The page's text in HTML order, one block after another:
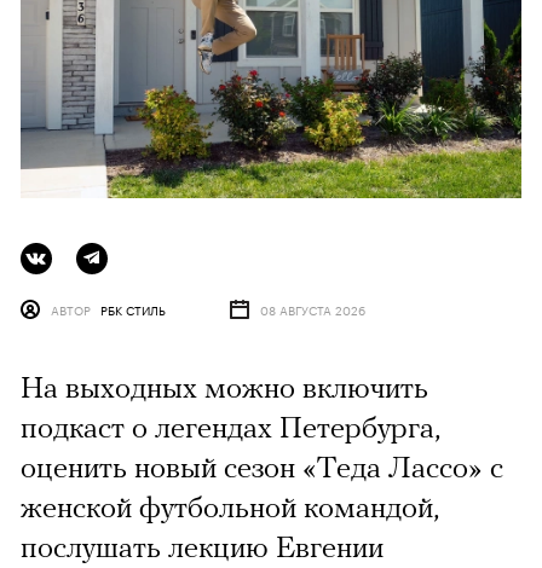
АВТОР РБК СТИЛЬ 08 АВГУСТА 2026
На выходных можно включить
подкаст о легендах Петербурга,
оценить новый сезон «Теда Лассо» с
женской футбольной командой,
послушать лекцию Евгении